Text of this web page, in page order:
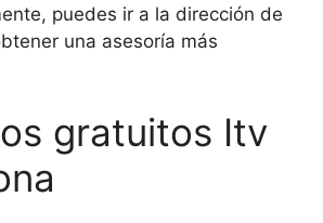
puedes ir a la dirección de
una asesoría más
gratuitos Itv